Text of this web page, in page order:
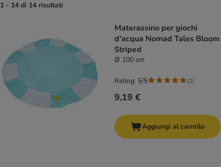
1 - 14 di 14 risultati
Materassino per giochi
d'acqua Nomad Tales Bloom
Striped
Ø 100 cm
9,19 €
Rating: 5/5 (2)
Aggiungi al carrello